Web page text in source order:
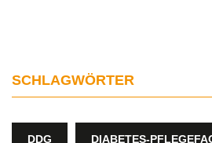
SCHLAGWÖRTER
DDG DIABETES-